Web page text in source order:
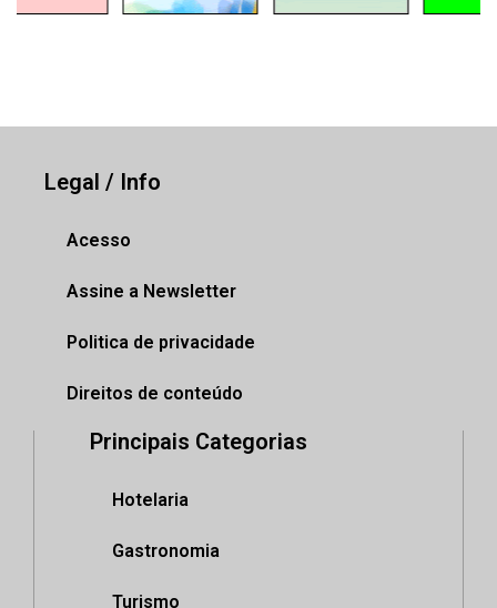
Legal / Info
Acesso
Assine a Newsletter
Politica de privacidade
Direitos de conteúdo
Principais Categorias
Hotelaria
Gastronomia
Turismo